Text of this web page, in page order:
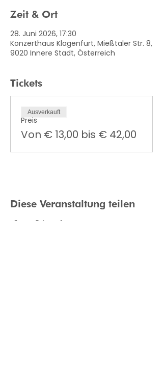
Zeit & Ort
28. Juni 2026, 17:30
Konzerthaus Klagenfurt, Mießtaler Str. 8,
9020 Innere Stadt, Österreich
Tickets
Preis
Von € 13,00 bis € 42,00
Ausverkauft
Diese Veranstaltung teilen